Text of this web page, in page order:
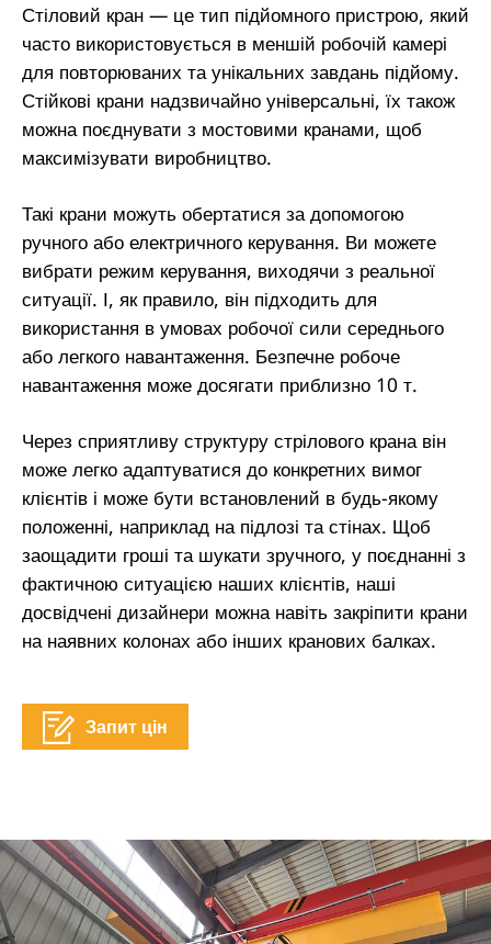
Стіловий кран — це тип підйомного пристрою, який
часто використовується в меншій робочій камері
для повторюваних та унікальних завдань підйому.
Стійкові крани надзвичайно універсальні, їх також
можна поєднувати з мостовими кранами, щоб
максимізувати виробництво.
Такі крани можуть обертатися за допомогою
ручного або електричного керування. Ви можете
вибрати режим керування, виходячи з реальної
ситуації. І, як правило, він підходить для
використання в умовах робочої сили середнього
або легкого навантаження. Безпечне робоче
навантаження може досягати приблизно 10 т.
Через сприятливу структуру стрілового крана він
може легко адаптуватися до конкретних вимог
клієнтів і може бути встановлений в будь-якому
положенні, наприклад на підлозі та стінах. Щоб
заощадити гроші та шукати зручного, у поєднанні з
фактичною ситуацією наших клієнтів, наші
досвідчені дизайнери можна навіть закріпити крани
на наявних колонах або інших кранових балках.
Запит цін